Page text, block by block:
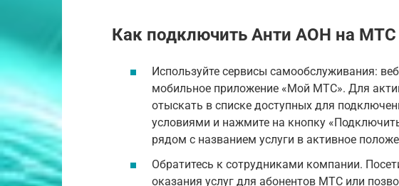
Как подключить Анти АОН на МТС
Используйте сервисы самообслуживания:
мобильное приложение «Мой МТС». Для
отыскать в списке доступных для
условиями и нажмите на кнопку
рядом с названием услуги в активное
Обратитесь к сотрудниками компании.
оказания услуг для абонентов МТС или